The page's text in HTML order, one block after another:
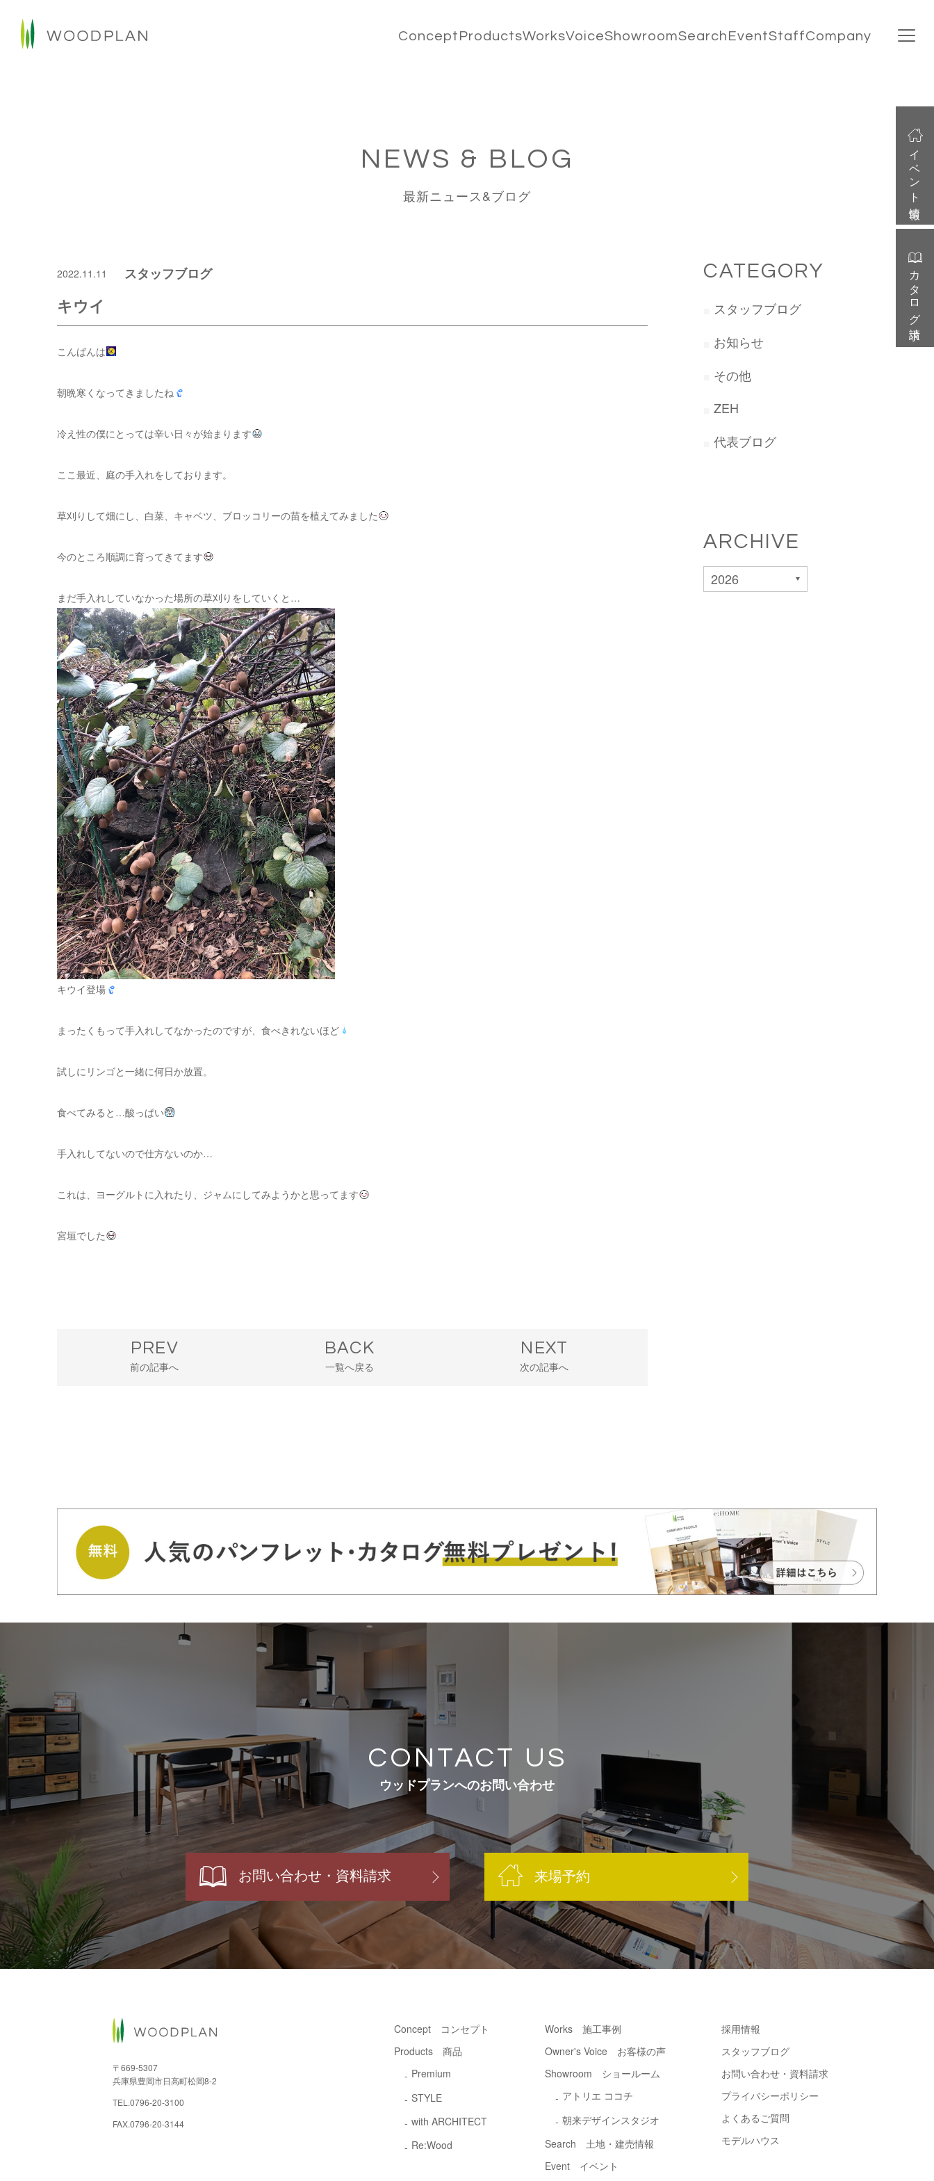
Concept ProductsWorksVoiceShowroomSearch EventStaffCompany
NEWS & BLOG
最新ニュース&ブログ
2022.11.11 スタッフブログ
キウイ
こんばんは
朝晩寒くなってきましたね
冷え性の僕にとっては辛い日々が始まります
ここ最近、庭の手入れをしております。
草刈りして畑にし、白菜、キャベツ、ブロッコリーの苗を植えてみました
今のところ順調に育ってきてます
まだ手入れしていなかった場所の草刈りをしていくと…
キウイ登場
まったくもって手入れしてなかったのですが、食べきれないほど
試しにリンゴと一緒に何日か放置。
食べてみると…酸っぱい
手入れしてないので仕方ないのか…
これは、ヨーグルトに入れたり、ジャムにしてみようかと思ってます
宮垣でした
PREV
前の記事へ
BACK
一覧へ戻る
NEXT
次の記事へ
CATEGORY
スタッフブログ
お知らせ
その他
ZEH
代表ブログ
ARCHIVE
2026
CONTACT US
ウッドプランへのお問い合わせ
お問い合わせ・資料請求 来場予約
〒669-5307
兵庫県豊岡市日高町松岡8-2
TEL.0796-20-3100
FAX.0796-20-3144
Concept コンセプト
Products 商品
Premium
STYLE
with ARCHITECT
Re:Wood
Works 施工事例
Owner's Voice お客様の声
Showroom ショールーム
アトリエ ココチ
朝来デザインスタジオ
Search 土地・建売情報
Event イベント
採用情報
スタッフブログ
お問い合わせ・資料請求
プライバシーポリシー
よくあるご質問
モデルハウス
イベント情報
カタログ請求